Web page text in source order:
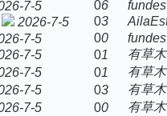
7-5 06 fundes
2026-7-5 03
7-5 00 fundes
7-5 01 有草木
7-5 01 有草木
7-5 03 有草木
7-5 00 有草木